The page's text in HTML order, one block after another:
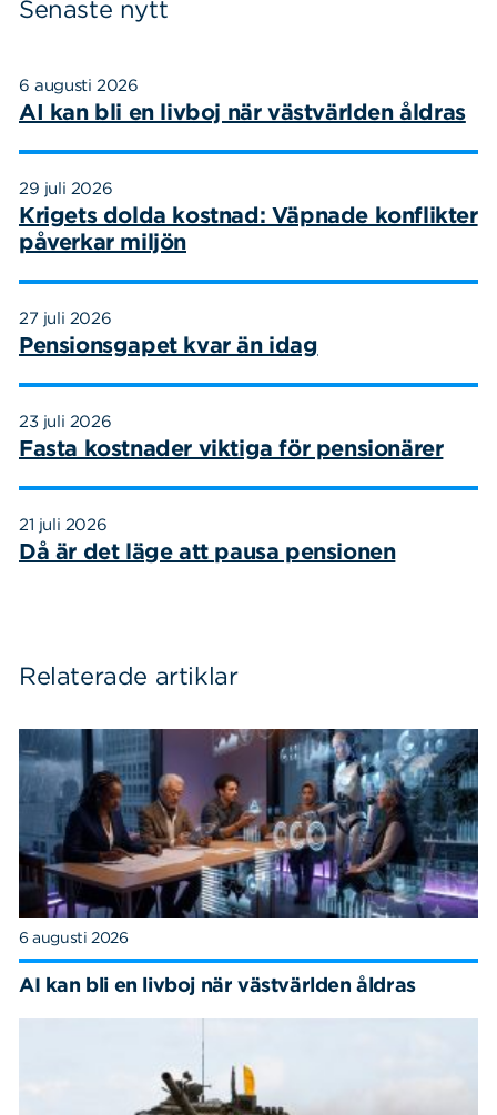
Senaste nytt
6 augusti 2026
AI kan bli en livboj när västvärlden åldras
29 juli 2026
Krigets dolda kostnad: Väpnade konflikter
påverkar miljön
27 juli 2026
Pensionsgapet kvar än idag
23 juli 2026
Fasta kostnader viktiga för pensionärer
21 juli 2026
Då är det läge att pausa pensionen
Relaterade artiklar
6 augusti 2026
AI kan bli en livboj när västvärlden åldras
efter: